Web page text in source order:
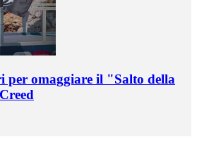
per omaggiare il "Salto della